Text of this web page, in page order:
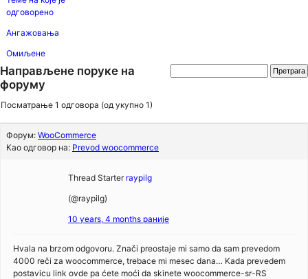
одговорено
Ангажовања
Омиљене
Направљене поруке на
форуму
Посматрање 1 одговора (од укупно 1)
Форум: WooCommerce
Као одговор на: Prevod woocommerce
Thread Starter raypilg
(@raypilg)
10 years, 4 months раније
Hvala na brzom odgovoru. Znači preostaje mi samo da sam prevedom
4000 reči za woocommerce, trebace mi mesec dana… Kada prevedem
postavicu link ovde pa ćete moći da skinete woocommerce-sr-RS